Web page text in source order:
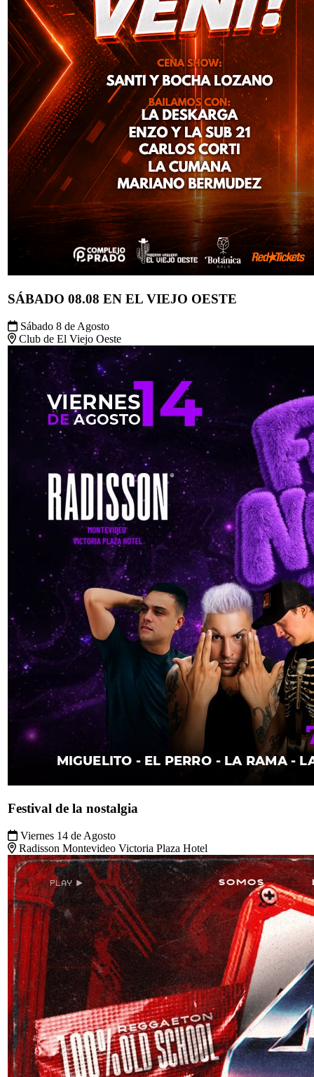
SÁBADO 08.08 EN EL VIEJO OESTE
Sábado 8 de Agosto
Club de El Viejo Oeste
Festival de la nostalgia
Viernes 14 de Agosto
Radisson Montevideo Victoria Plaza Hotel